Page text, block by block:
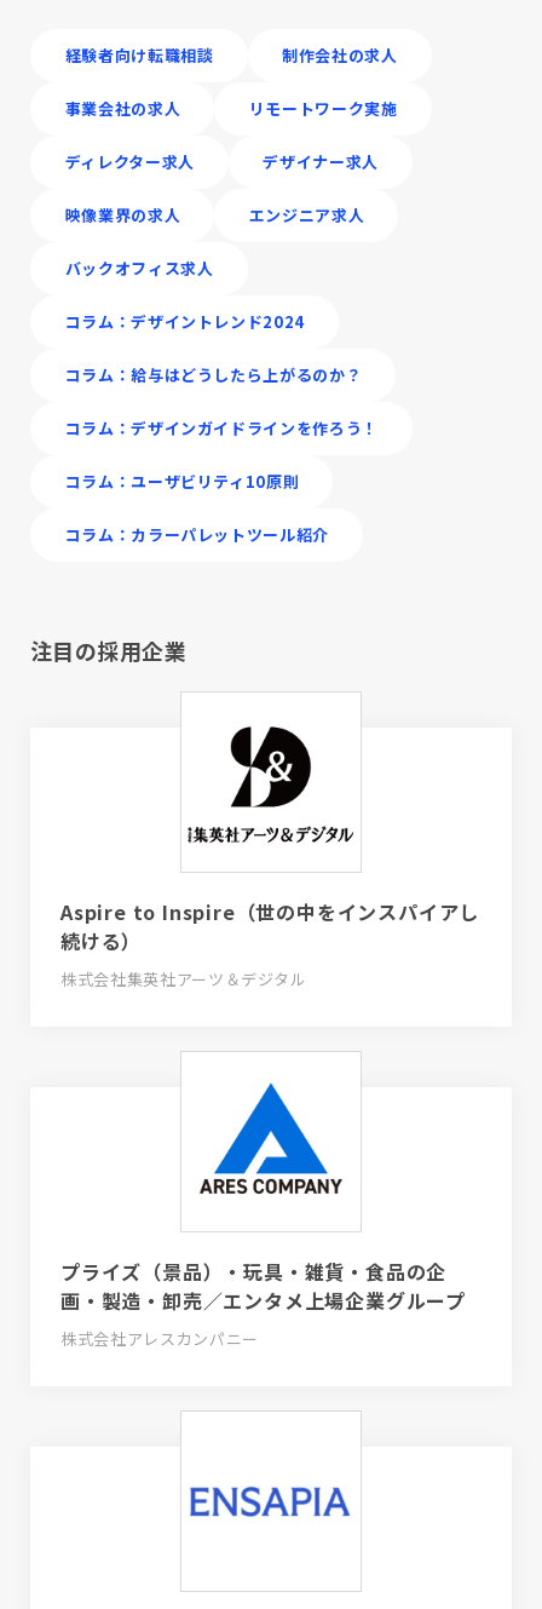
経験者向け転職相談 制作会社の求人
事業会社の求人 リモートワーク実施
ディレクター求人 デザイナー求人
映像業界の求人 エンジニア求人
バックオフィス求人
コラム：デザイントレンド2024
コラム：給与はどうしたら上がるのか？
コラム：デザインガイドラインを作ろう！
コラム：ユーザビリティ10原則
コラム：カラーパレットツール紹介
注目の採用企業
Aspire to Inspire（世の中をインスパイアし
続ける）
株式会社集英社アーツ＆デジタル
プライズ（景品）・玩具・雑貨・食品の企
画・製造・卸売／エンタメ上場企業グループ
株式会社アレスカンパニー